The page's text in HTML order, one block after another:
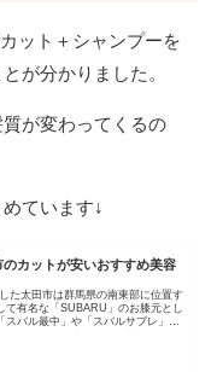
ット＋シャンプーを
が分かりました。
が変わってくるの
ています↓
のカットが安いおすすめ美容
た太田市は群馬県の南東部に位置す
て有名な「SUBARU」のお膝元とし
スバル最中」や「スバルサブレ」と